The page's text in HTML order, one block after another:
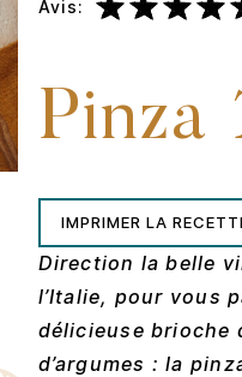
Avis:
Pinza
IMPRIMER LA
Direction la belle
l’Italie, pour vous
délicieuse brioche
d’argumes : la